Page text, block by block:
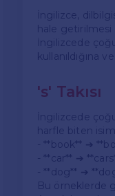
İngilizce,
hale getirilmesi
İngilizcede
kullanıldığına
's' Takısı
İngilizcede
harfle biten
- **book** ➔
- **car** ➔
- **dog** ➔
Bu örneklerde